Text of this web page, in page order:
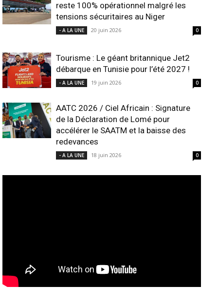
reste 100% opérationnel malgré les
tensions sécuritaires au Niger
- A LA UNE 20 juin 2026 0
Tourisme : Le géant britannique Jet2
débarque en Tunisie pour l’été 2027 !
- A LA UNE 19 juin 2026 0
AATC 2026 / Ciel Africain : Signature
de la Déclaration de Lomé pour
accélérer le SAATM et la baisse des
redevances
- A LA UNE 18 juin 2026 0